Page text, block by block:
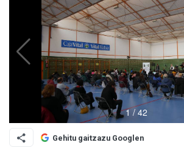
Gehitu gaitzazu Googlen